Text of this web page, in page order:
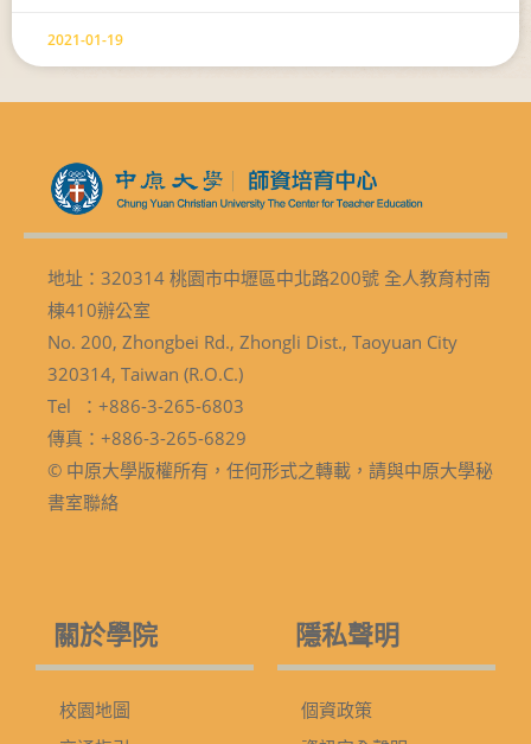
2021-01-19
地址：320314 桃園市中壢區中北路200號 全人教育村南
棟410辦公室
No. 200, Zhongbei Rd., Zhongli Dist., Taoyuan City
320314, Taiwan (R.O.C.)
Tel ：+886-3-265-6803
傳真：+886-3-265-6829
© 中原大學版權所有，任何形式之轉載，請與中原大學秘
書室聯絡
關於學院
校園地圖
隱私聲明
個資政策